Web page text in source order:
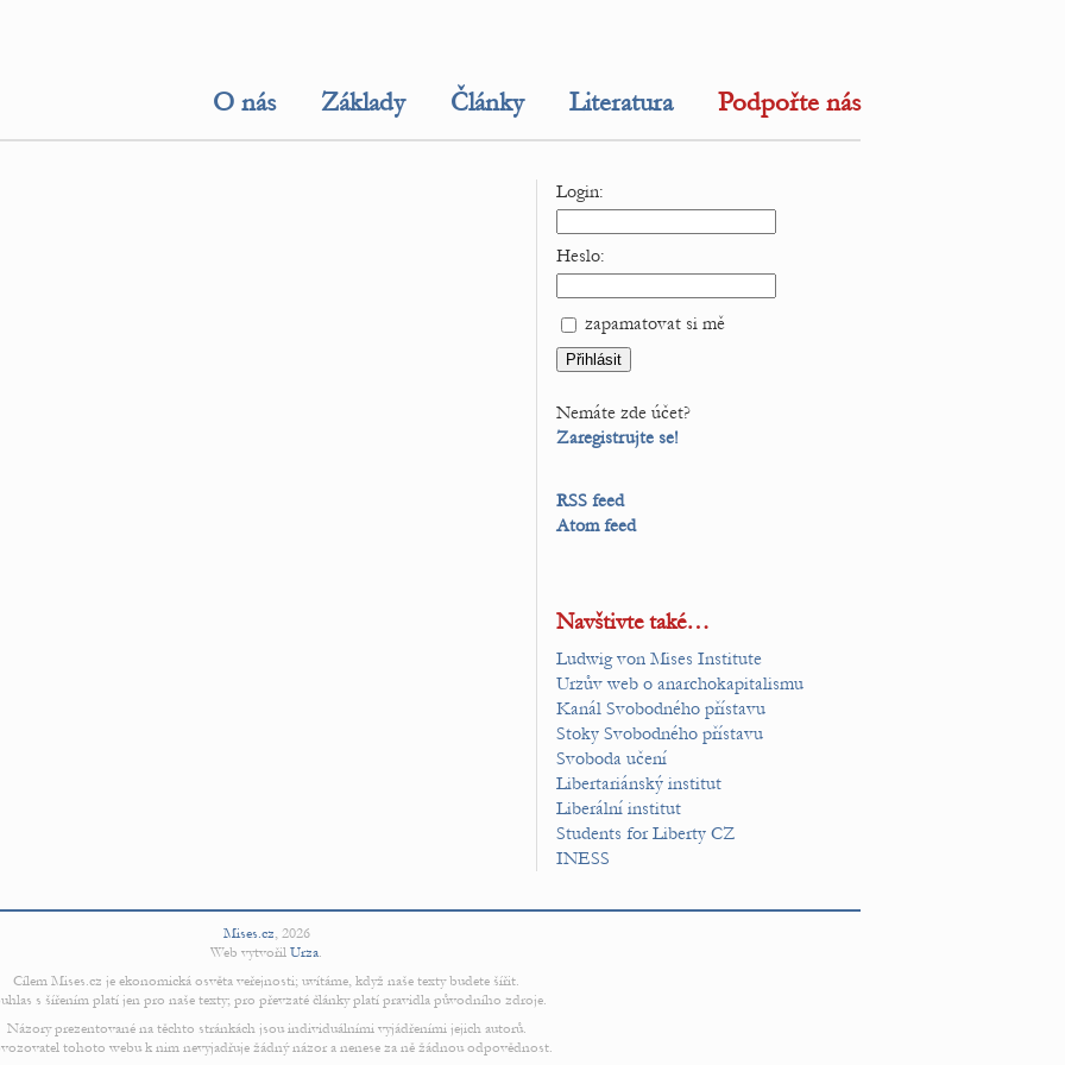
O nás Základy Články Literatura Podpořte nás
Login:
Heslo:
zapamatovat si mě
Nemáte zde účet?
Zaregistrujte se!
RSS feed
Atom feed
Navštivte také…
Ludwig von Mises Institute
Urzův web o anarchokapitalismu
Kanál Svobodného přístavu
Stoky Svobodného přístavu
Svoboda učení
Libertariánský institut
Liberální institut
Students for Liberty CZ
INESS
Mises.cz, 2026
Web vytvořil Urza.
Cílem Mises.cz je ekonomická osvěta veřejnosti; uvítáme, když naše texty budete šířit.
s šířením platí jen pro naše texty; pro převzaté články platí pravidla původního zdroje.
Názory prezentované na těchto stránkách jsou individuálními vyjádřeními jejich autorů.
tohoto webu k nim nevyjadřuje žádný názor a nenese za ně žádnou odpovědnost.